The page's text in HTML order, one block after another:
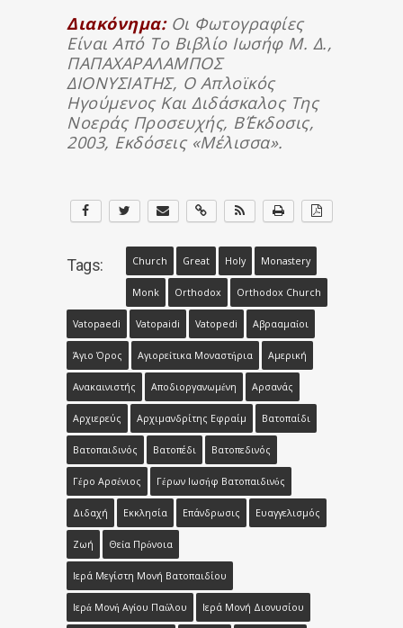
Διακόνημα:Οι Φωτογραφίες
Είναι Από Το Βιβλίο Ιωσήφ Μ. Δ.,
ΠΑΠΑΧΑΡΑΛΑΜΠΟΣ
ΔΙΟΝΥΣΙΑΤΗΣ, Ο Απλοϊκός
Ηγούμενος Και Διδάσκαλος Της
Νοεράς Προσευχής, Β΄έκδοσις,
2003, Εκδόσεις «Μέλισσα».
Tags: Church Great Holy Monastery
Monk Orthodox Orthodox Church
Vatopaedi Vatopaidi Vatopedi Αβρααμαίοι
Άγιο Όρος Αγιορείτικα Μοναστήρια Αμερική
Ανακαινιστής Αποδιοργανωμένη Αρσανάς
Αρχιερεύς Αρχιμανδρίτης Εφραίμ Βατοπαίδι
Βατοπαιδινός Βατοπέδι Βατοπεδινός
Γέρο Αρσένιος Γέρων Ιωσήφ Βατοπαιδινός
Διδαχή Εκκλησία Επάνδρωσις Ευαγγελισμός
Ζωή Θεία Πρόνοια
Ιερά Μεγίστη Μονή Βατοπαιδίου
Ιερά Μονή Αγίου Παύλου Ιερά Μονή Διονυσίου